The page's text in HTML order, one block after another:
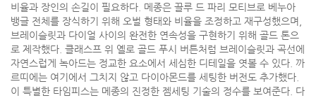
비율과 장인의 손길이 필요하다. 메종은 끌루 드 파리 모티브로 베누아
뱅글 전체를 장식하기 위해 오벌 형태와 비율을 조정하고 재구성했으며,
브레이슬릿과 다이얼 사이의 완전한 연속성을 구현하기 위해 골드 톤으
로 제작했다. 클래스프 위 옐로 골드 푸시 버튼처럼 브레이슬릿과 곡선에
자연스럽게 녹아드는 정교한 요소에서 세심한 디테일을 엿볼 수 있다. 까
르띠에는 여기에서 그치지 않고 다이아몬드를 세팅한 버전도 추가했다.
이 특별한 타임피스는 메종의 진정한 젬세팅 기술의 정수를 보여준다. 다